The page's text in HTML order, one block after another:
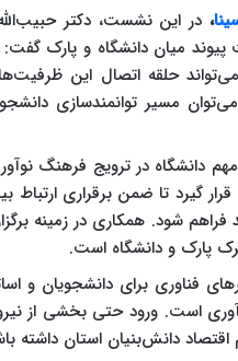
، در این نشست، دکتر
میان دانشگاه و پارک
حلقه اتصال این
مسیر توانمندسازی
دانشگاه در ترویج فرهنگ
گیرد تا ضمن برقراری
شود. همکاری در زمینه
پارک و دانشگاه است.
فناوری برای دانشجویان و
است. ورود حتی بخشی از
دانش‌بنیان استان داشته